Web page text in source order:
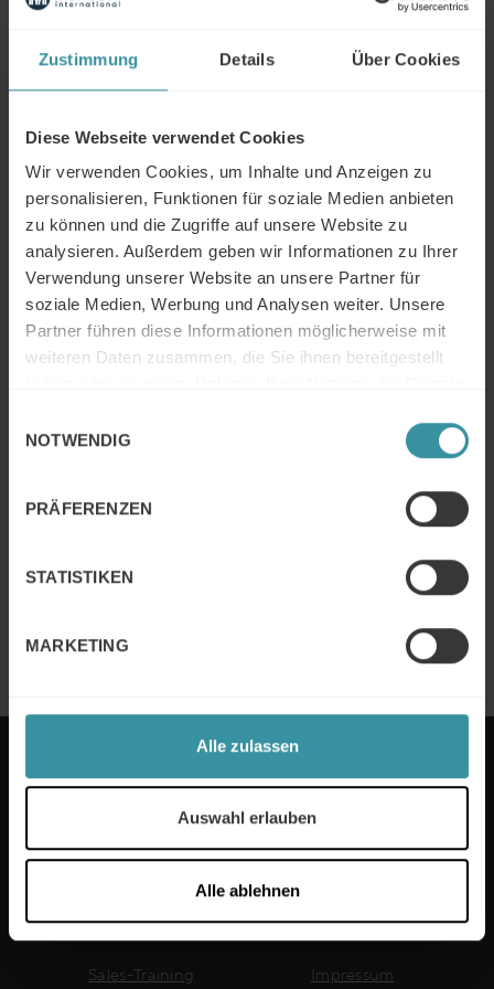
Zustimmung Details Über Cookies
Diese Webseite verwendet Cookies
Wir verwenden Cookies, um Inhalte und Anzeigen zu
personalisieren, Funktionen für soziale Medien anbieten
zu können und die Zugriffe auf unsere Website zu
analysieren. Außerdem geben wir Informationen zu Ihrer
Verwendung unserer Website an unsere Partner für
soziale Medien, Werbung und Analysen weiter. Unsere
Partner führen diese Informationen möglicherweise mit
weiteren Daten zusammen, die Sie ihnen bereitgestellt
NOTWENDIG
PRÄFERENZEN
STATISTIKEN
MARKETING
Alle zulassen
Auswahl erlauben
Alle ablehnen
Mercuri International Group named on
2026 Training Industry Top Training
Companies Lists: Sales Training and
Enablement
and Enablement sector of the learning and development
market, where Mercuri International is one of the selected
MERCURI INTERNATIONAL DEUTSCHLAND
Nützliche Links
Sales-Training Impressum